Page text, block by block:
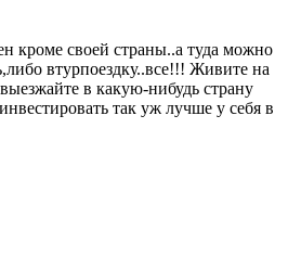
кроме своей страны..а туда можно
втурпоездку..все!!! Живите на
в какую-нибудь страну
так уж лучше у себя в